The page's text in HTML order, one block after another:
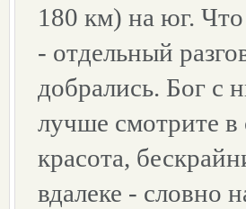
180 км) на юг.
- отдельный
добрались. Бог с
лучше смотрите
красота,
вдалеке - словно